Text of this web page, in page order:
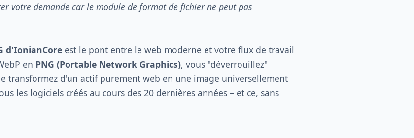
votre demande car le module de format de fichier ne peut pas
d'IonianCore est le pont entre le web moderne et votre flux de travail
en PNG (Portable Network Graphics), vous "déverrouillez"
transformez d'un actif purement web en une image universellement
les logiciels créés au cours des 20 dernières années – et ce, sans